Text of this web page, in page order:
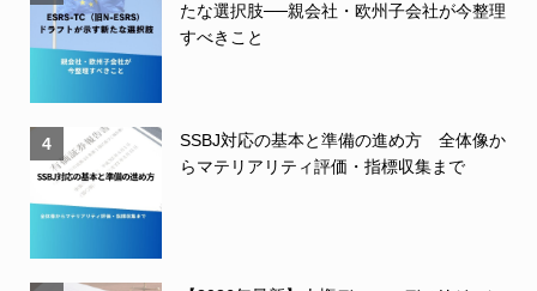
たな選択肢──親会社・欧州子会社が今整理
すべきこと
4
SSBJ対応の基本と準備の進め方 全体像か
らマテリアリティ評価・指標収集まで